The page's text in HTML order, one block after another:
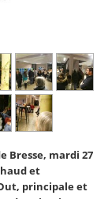
Bresse, mardi 27
et
principale et